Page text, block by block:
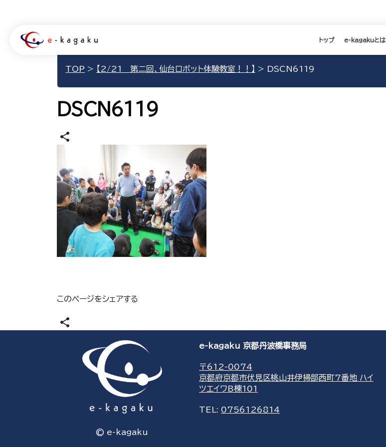
トップ e-kagakuとは
TOP > 【2/21 第二回、仙台ロボット体験教室！！】 > DSCN6119
DSCN6119
share
このページをシェアする
share
© e-kagaku
e-kagaku 京都丹波橋事務局
〒612-0074
京都府京都市伏見区桃山井伊掃部西町7番地 ハイ
ツエイワB棟101
TEL: 0756126814